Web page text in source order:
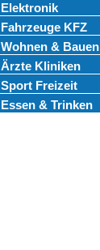
Elektronik
Fahrzeuge KFZ
Wohnen & Bauen
Ärzte Kliniken
Sport Freizeit
Essen & Trinken